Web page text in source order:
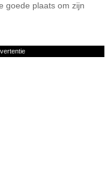
goede plaats om zijn